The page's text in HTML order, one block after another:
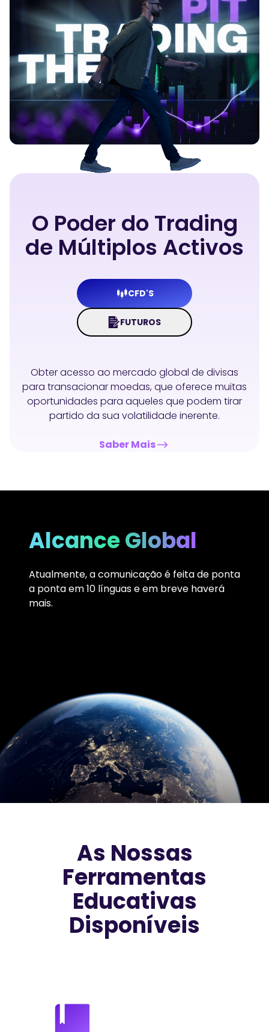
O Poder do Trading
de Múltiplos Activos
CFD'S
FUTUROS
Obter acesso ao mercado global de divisas
para transacionar moedas, que oferece muitas
oportunidades para aqueles que podem tirar
partido da sua volatilidade inerente.
Saber Mais
Alcance Global
Atualmente, a comunicação é feita de ponta
a ponta em 10 línguas e em breve haverá
mais.
As Nossas
Ferramentas
Educativas
Disponíveis